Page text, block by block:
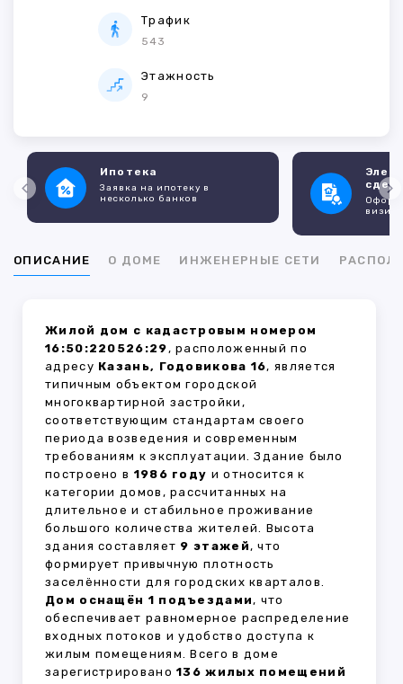
Трафик
543
Этажность
9
Ипотека
Заявка на ипотеку в
несколько банков
ОПИСАНИЕ О ДОМЕ ИНЖЕНЕРНЫЕ СЕТИ
Жилой дом с кадастровым номером
16:50:220526:29, расположенный по
адресу Казань, Годовикова 16, является
типичным объектом городской
многоквартирной застройки,
соответствующим стандартам своего
периода возведения и современным
требованиям к эксплуатации. Здание было
построено в 1986 году и относится к
категории домов, рассчитанных на
длительное и стабильное проживание
большого количества жителей. Высота
здания составляет 9 этажей, что
формирует привычную плотность
заселённости для городских кварталов.
Дом оснащён 1 подъездами, что
обеспечивает равномерное распределение
входных потоков и удобство доступа к
жилым помещениям. Всего в доме
зарегистрировано136 жилых помещений